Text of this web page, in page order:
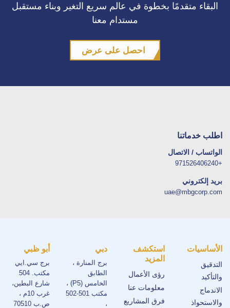
البقاء متقدمًا بخطوة في عالم سريع التغير وبناء مستقبل
مستدام معنا
احصل على عرض
اطلب خدماتنا
الواتساب / الاتصال
+971526406240
بريد إلكتروني
uae@mbgcorp.com
الأساسيات
التدقيق
والتأكيد
الاندماج
والاستحواذ
استكشف
المزيد
رؤى الأعمال
معلومات عنا
فرق المشاريع
دبي
برج المنارة ،
الطابق
الخامس (P5) ،
مكتب 501-502
،
أبو ظبي
برج سي.ايي
مكتب. 504
شارع البطين،
غرب 10م ،
ص.ب 70510